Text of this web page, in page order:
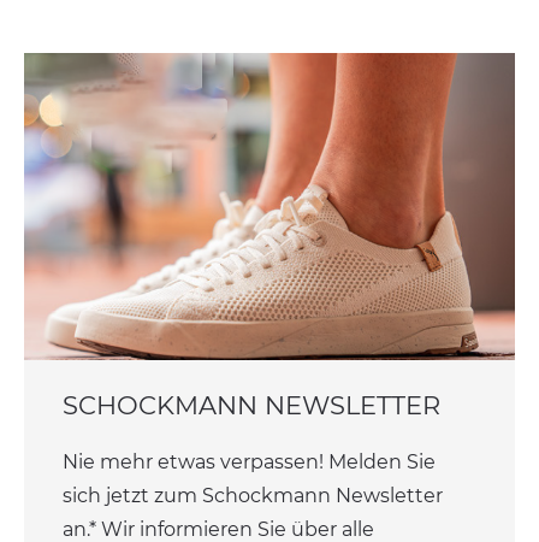
SCHOCKMANN NEWSLETTER
Nie mehr etwas verpassen! Melden Sie
sich jetzt zum Schockmann Newsletter
an.* Wir informieren Sie über alle